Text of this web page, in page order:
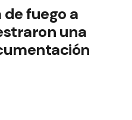
fuego a
una